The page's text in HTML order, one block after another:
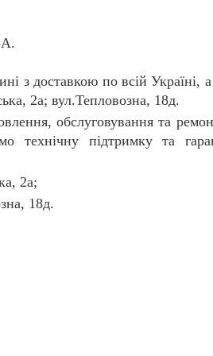
.
з доставкою по всій Україні,
2а; вул.Тепловозна, 18д.
обслуговування та
підтримку та
2а;
18д.